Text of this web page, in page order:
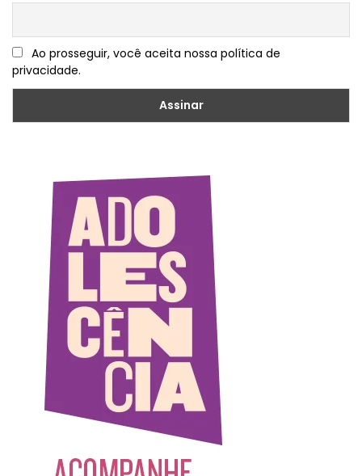
Ao prosseguir, você aceita nossa política de
privacidade.